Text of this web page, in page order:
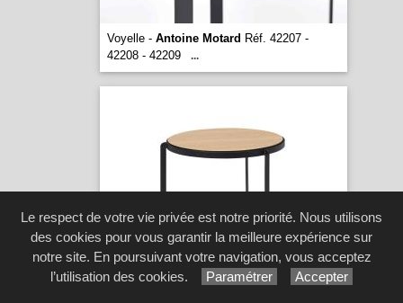
Voyelle - Antoine Motard Réf. 42207 -
42208 - 42209
...
Le respect de votre vie privée est notre priorité. Nous utilisons
des cookies pour vous garantir la meilleure expérience sur
notre site. En poursuivant votre navigation, vous acceptez
l’utilisation des cookies.
Paramétrer Accepter